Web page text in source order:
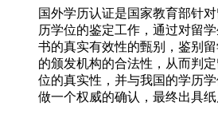
国外学历认证是国家教育部针
历学位的鉴定工作，通过对留
书的真实有效性的甄别，鉴别
的颁发机构的合法性，从而判
位的真实性，并与我国的学历
做一个权威的确认，最终出具纸